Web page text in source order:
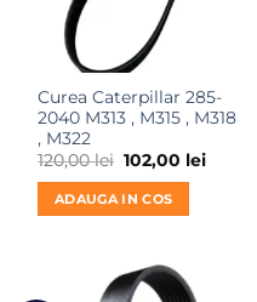
Curea Caterpillar 285-
2040 M313 , M315 , M318
, M322
120,00lei Prețul
inițial
a
fost:
120,00 lei.
102,00 leiPrețul
ADAUGA IN COS